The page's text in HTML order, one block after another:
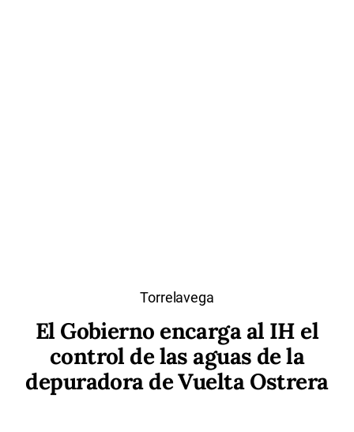
Torrelavega
El Gobierno encarga al IH el
control de las aguas de la
depuradora de Vuelta Ostrera